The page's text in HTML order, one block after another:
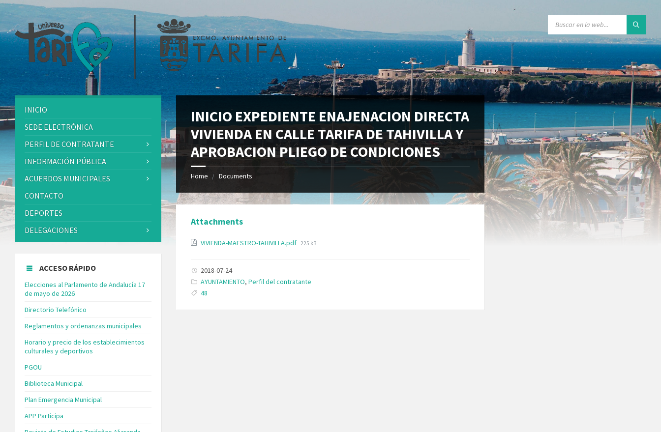
INICIO EXPEDIENTE ENAJENACION DIRECTA
VIVIENDA EN CALLE TARIFA DE TAHIVILLA Y
APROBACION PLIEGO DE CONDICIONES
Home Documents
Attachments
VIVIENDA-MAESTRO-TAHIVILLA.pdf 225 kB
2018-07-24
Categories:
AYUNTAMIENTO,Perfil del contratante
Tags:
48
INICIO
SEDE ELECTRÓNICA
PERFIL DE CONTRATANTE
INFORMACIÓN PÚBLICA
ACUERDOS MUNICIPALES
CONTACTO
DEPORTES
DELEGACIONES
ACCESO RÁPIDO
Elecciones al Parlamento de Andalucía 17
de mayo de 2026
Directorio Telefónico
Reglamentos y ordenanzas municipales
Horario y precio de los establecimientos
culturales y deportivos
PGOU
Biblioteca Municipal
Plan Emergencia Municipal
APP Participa